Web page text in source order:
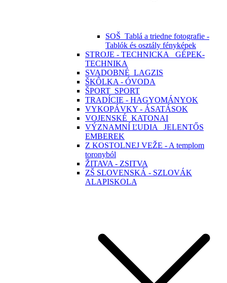
SOŠ_Tablá a triedne fotografie -
Tablók és osztály fényképek
STROJE - TECHNICKA_ GÉPEK-
TECHNIKA
SVADOBNÉ_LAGZIS
ŠKÔLKA - ÓVODA
ŠPORT_SPORT
TRADÍCIE - HAGYOMÁNYOK
VYKOPÁVKY - ÁSATÁSOK
VOJENSKÉ_KATONAI
VÝZNAMNÍ ĽUDIA _JELENTŐS
EMBEREK
Z KOSTOLNEJ VEŽE - A templom
toronyból
ŽITAVA - ZSITVA
ZŠ SLOVENSKÁ - SZLOVÁK
ALAPISKOLA